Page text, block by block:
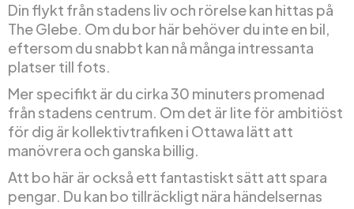
Din flykt från stadens liv och rörelse kan hittas på
The Glebe. Om du bor här behöver du inte en bil,
eftersom du snabbt kan nå många intressanta
platser till fots.
Mer specifikt är du cirka 30 minuters promenad
från stadens centrum. Om det är lite för ambitiöst
för dig är kollektivtrafiken i Ottawa lätt att
manövrera och ganska billig.
Att bo här är också ett fantastiskt sätt att spara
pengar. Du kan bo tillräckligt nära händelsernas